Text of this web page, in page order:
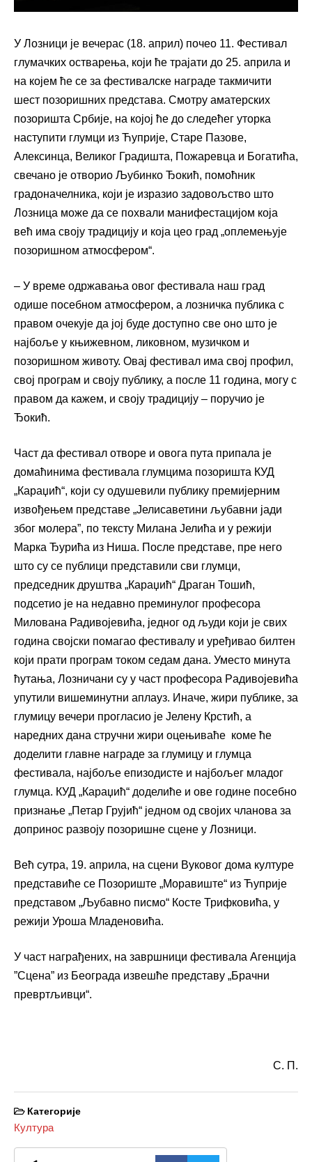
У Лозници је вечерас (18. април) почео 11. Фестивал
глумачких остварења, који ће трајати до 25. априла и
на којем ће се за фестивалске награде такмичити
шест позоришних представа. Смотру аматерских
позоришта Србије, на којој ће до следећег уторка
наступити глумци из Ћуприје, Старе Пазове,
Алексинца, Великог Градишта, Пожаревца и Богатића,
свечано је отворио Љубинко Ђокић, помоћник
градоначелника, који је изразио задовољство што
Лозница може да се похвали манифестацијом која
већ има своју традицију и која цео град „оплемењује
позоришном атмосфером“.
– У време одржавања овог фестивала наш град
одише посебном атмосфером, а лозничка публика с
правом очекује да јој буде доступно све оно што је
најбоље у књижевном, ликовном, музичком и
позоришном животу. Овај фестивал има свој профил,
свој програм и своју публику, а после 11 година, могу с
правом да кажем, и своју традицију – поручио је
Ђокић.
Част да фестивал отворе и овога пута припала је
домаћинима фестивала глумцима позоришта КУД
„Караџић“, који су одушевили публику премијерним
извођењем представе „Јелисаветини љубавни јади
због молера”, по тексту Милана Јелића и у режији
Марка Ђурића из Ниша. После представе, пре него
што су се публици представили сви глумци,
председник друштва „Караџић“ Драган Тошић,
подсетио је на недавно преминулог професора
Милована Радивојевића, једног од људи који је свих
година својски помагао фестивалу и уређивао билтен
који прати програм током седам дана. Уместо минута
ћутања, Лозничани су у част професора Радивојевића
упутили вишеминутни аплауз. Иначе, жири публике, за
глумицу вечери прогласио је Јелену Крстић, а
наредних дана стручни жири оцењиваће коме ће
доделити главне награде за глумицу и глумца
фестивала, најбоље епизодисте и најбољег младог
глумца. КУД „Караџић“ доделиће и ове године посебно
признање „Петар Грујић“ једном од својих чланова за
допринос развоју позоришне сцене у Лозници.
Већ сутра, 19. априла, на сцени Вуковог дома културе
представиће се Позориште „Моравиште“ из Ћуприје
представом „Љубавно писмо“ Косте Трифковића, у
режији Уроша Младеновића.
У част награђених, на завршници фестивала Агенција
”Сцена” из Београда извешће представу „Брачни
превртљивци“.
С. П.
Категорије
Култура